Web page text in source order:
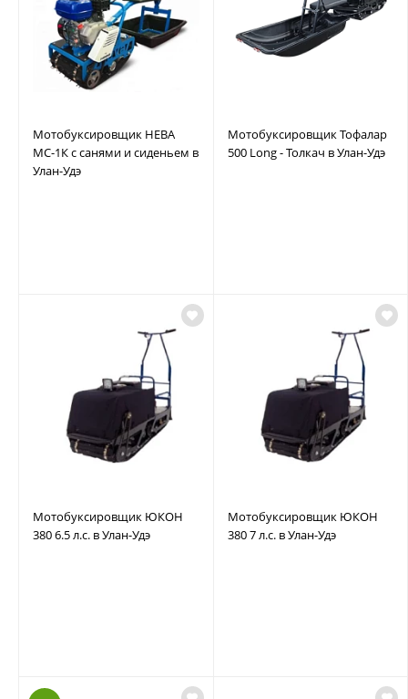
Мотобуксировщик НЕВА
МС-1К с санями и сиденьем в
Улан-Удэ
Мотобуксировщик Тофалар
500 Long - Толкач в Улан-Удэ
Мотобуксировщик ЮКОН
380 6.5 л.с. в Улан-Удэ
Мотобуксировщик ЮКОН
380 7 л.с. в Улан-Удэ